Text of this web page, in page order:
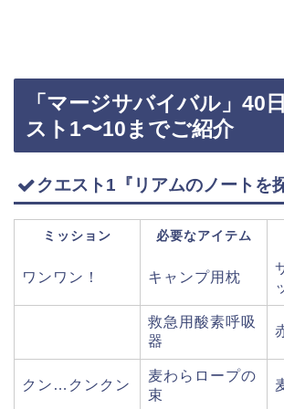
「マージサバイバル」
スト1〜10までご紹介
クエスト1『リアムのノートを
ミッション 必要なアイテム
ワンワン！ キャンプ用枕
救急用酸素呼吸
器
クン…クンクン
麦わらロープの
束